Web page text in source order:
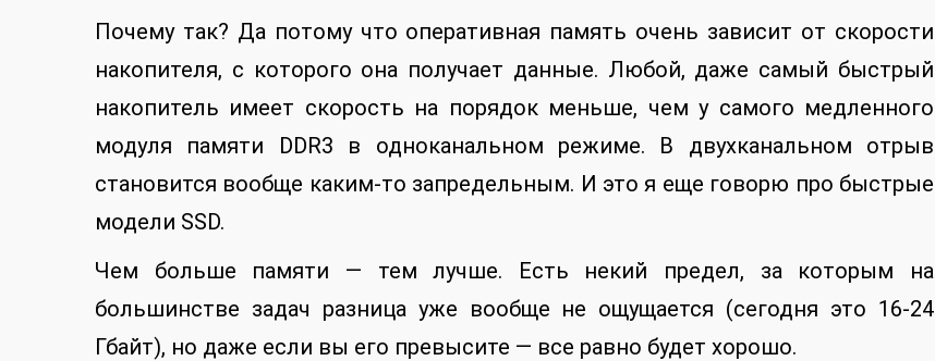
Почему так? Да потому что оперативная память очень зависит от скорости
накопителя, с которого она получает данные. Любой, даже самый быстрый
накопитель имеет скорость на порядок меньше, чем у самого медленного
модуля памяти DDR3 в одноканальном режиме. В двухканальном отрыв
становится вообще каким-то запредельным. И это я еще говорю про быстрые
модели SSD.
Чем больше памяти — тем лучше. Есть некий предел, за которым на
большинстве задач разница уже вообще не ощущается (сегодня это 16-24
Гбайт), но даже если вы его превысите — все равно будет хорошо.